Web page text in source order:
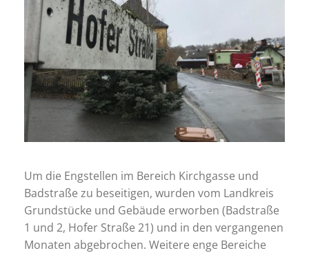
Um die Engstellen im Bereich Kirchgasse und
Badstraße zu beseitigen, wurden vom Landkreis
Grundstücke und Gebäude erworben (Badstraße
1 und 2, Hofer Straße 21) und in den vergangenen
Monaten abgebrochen. Weitere enge Bereiche